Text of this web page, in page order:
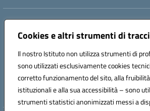
Cookies e altri strumenti di
Il nostro Istituto non utilizza strumenti di
sono utilizzati esclusivamente cookies
corretto funzionamento del sito, alla
istituzionali e alla sua accessibilità – sono
strumenti statistici anonimizzati messi a
Indirizzo:
Centralino:096721161 Email:
Codice fiscale: 84000710792
Codice meccanografico:
CZIC869004
Codice unico di fatturazione (CUF): UFKGA0